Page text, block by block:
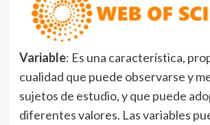
Variable: Es una característica,
cualidad que puede observarse y
sujetos de estudio, y que puede
diferentes valores. Las variables